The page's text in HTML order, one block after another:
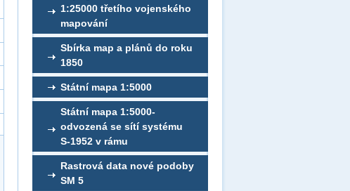
1:25000 třetího vojenského
mapování
Sbírka map a plánů do roku
1850
Státní mapa 1:5000
Státní mapa 1:5000-
odvozená se sítí systému
S-1952 v rámu
Rastrová data nové podoby
SM 5